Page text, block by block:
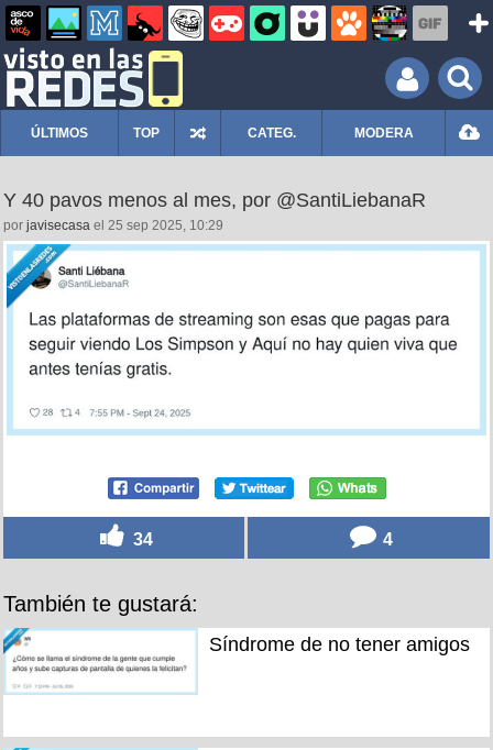
ÚLTIMOS TOP CATEG. MODERA
Y 40 pavos menos al mes, por @SantiLiebanaR
por javisecasa el 25 sep 2025, 10:29
34 4
También te gustará:
Síndrome de no tener amigos